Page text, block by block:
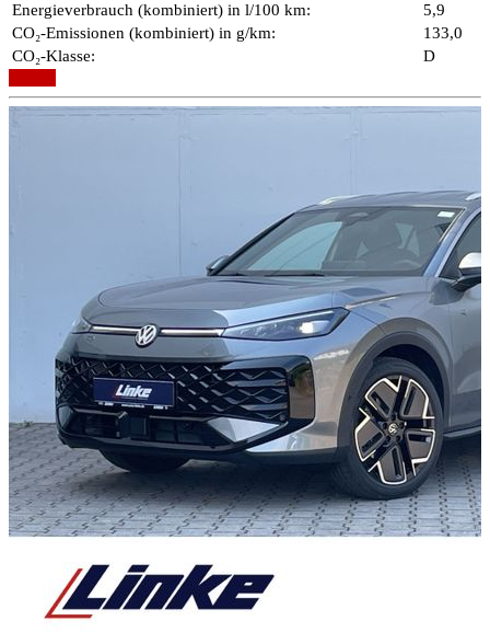
Energieverbrauch (kombiniert) in l/100 km:
5,9
CO₂-Emissionen (kombiniert) in g/km:
133,0
CO₂-Klasse:
D